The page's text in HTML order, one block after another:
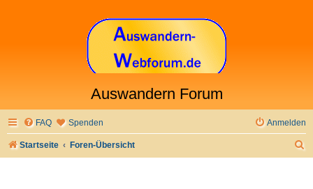
Auswandern Forum
FAQ Spenden Anmelden
Startseite Foren-Übersicht